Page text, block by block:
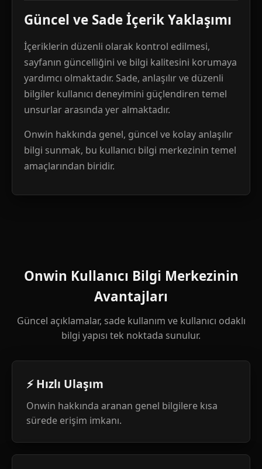
Güncel ve Sade İçerik Yaklaşımı
İçeriklerin düzenli olarak kontrol edilmesi,
sayfanın güncelliğini ve bilgi kalitesini korumaya
yardımcı olmaktadır. Sade, anlaşılır ve düzenli
bilgiler kullanıcı deneyimini güçlendiren temel
unsurlar arasında yer almaktadır.
Onwin hakkında genel, güncel ve kolay anlaşılır
bilgi sunmak, bu kullanıcı bilgi merkezinin temel
amaçlarından biridir.
Onwin Kullanıcı Bilgi Merkezinin
Avantajları
Güncel açıklamalar, sade kullanım ve kullanıcı odaklı
bilgi yapısı tek noktada sunulur.
⚡ Hızlı Ulaşım
Onwin hakkında aranan genel bilgilere kısa
sürede erişim imkanı.